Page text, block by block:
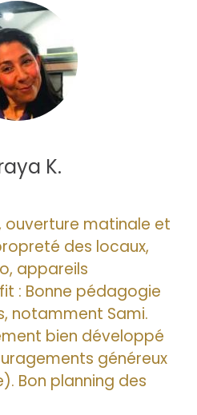
K.
ouverture matinale et
des locaux,
appareils
: Bonne pédagogie
notamment Sami.
bien développé
généreux
Bon planning des